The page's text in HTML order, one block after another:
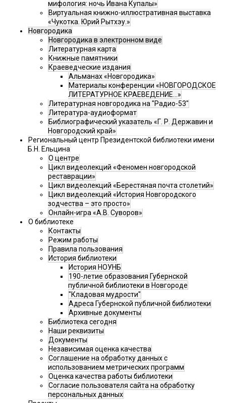
мифология: ночь Ивана Купалы»
Виртуальная книжно-иллюстративная выставка
«Чукотка. Юрий Рытхэу.»
Новгородика
Новгородика в электронном виде
Литературная карта
Книжные памятники
Краеведческие издания
Альманах «Новгородика»
Материалы конференции «НОВГОРОДСКОЕ
ЛИТЕРАТУРНОЕ КРАЕВЕДЕНИЕ...»
Литературная новгородика на "Радио-53"
Литература-аудиоформат
Библиографический указатель «Г. Р. Державин и
Новгородский край»
Региональный центр Президентской библиотеки имени
Б.Н. Ельцина
О центре
Цикл видеолекций «Феномен новгородской
реставрации»
Цикл видеолекций «Берестяная почта столетий»
Цикл видеолекций «История Новгородского
зодчества – это просто»
Онлайн-игра «А.В. Суворов»
О библиотеке
Контакты
Режим работы
Правила пользования
История библиотеки
История НОУНБ
190-летие образования Губернской
публичной библиотеки в Новгороде
"Кладовая мудрости"
Адреса Губернской публичной библиотеки
Архивные документы
Библиотека сегодня
Наши реквизиты
Документы
Независимая оценка качества
Соглашение на обработку данных с
использованием метрических программ
Оценка качества работы библиотеки
Согласие пользователя сайта на обработку
персональных данных